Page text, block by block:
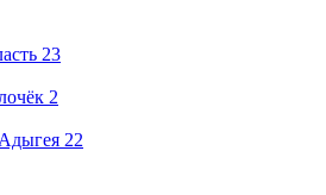
23
2
22